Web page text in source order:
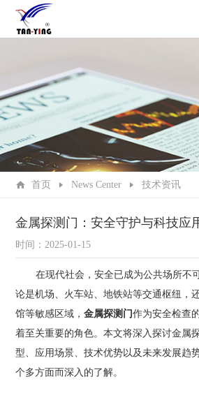
首页 News Center 技术资讯
金属探测门：安全守护与科技应
时间：2025-01-15
在现代社会，安全已成为公共场所不
论是机场、火车站、地铁站等交通枢纽，
馆等敏感区域，金属探测门作为安全检查
着至关重要的角色。本文将深入探讨金属
型、应用场景、技术优势以及未来发展趋
个多方面而深入的了解。